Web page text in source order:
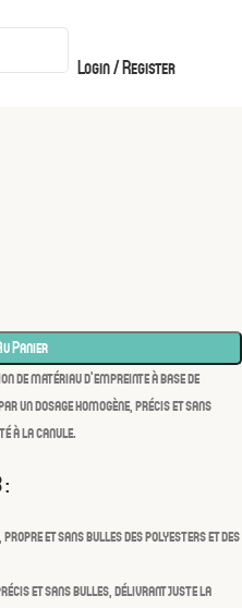
Login / Register
Panier
de matériau d’empreinteà base de
un dosage homogène, précis et sans
à la canule.
propre et sans bullesdes polyesters et des
et sans bulles, délivrant juste la